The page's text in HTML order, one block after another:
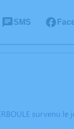
SMS
survenu